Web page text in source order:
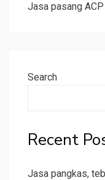
Jasa pasang
Search
Recent
Jasa pangkas,